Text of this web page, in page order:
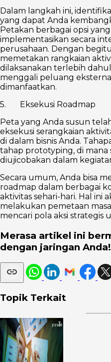
Dalam langkah ini,
yang dapat Anda
Petakan berbagai opsi
implementasikan secara
perusahaan. Dengan
memetakan rangkaian
dilaksanakan terlebih
menggali peluang
dimanfaatkan.
5. Eksekusi Roadmap
Peta yang Anda susun
eksekusi serangkaian
di dalam bisnis Anda.
tahap prototyping, di mana
diujicobakan dalam
Secara umum, Anda bisa
roadmap dalam berbagai
aktivitas sehari-hari. Hal
melakukan pemetaan
mencari pola aksi strategis
Merasa artikel ini
dengan jaringan Anda!
Topik Terkait